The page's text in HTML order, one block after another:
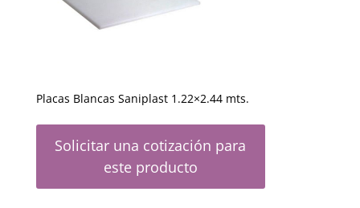
Placas Blancas Saniplast 1.22×2.44 mts.
Solicitar una cotización para
este producto